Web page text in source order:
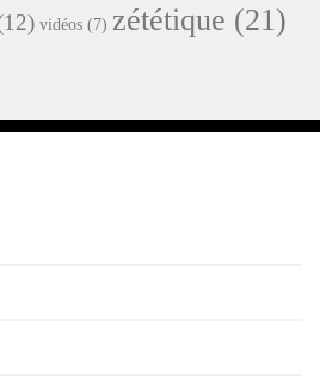
vidéos (7) zététique (21)